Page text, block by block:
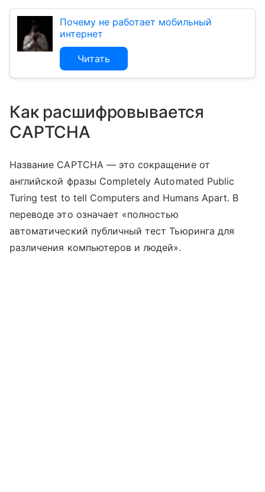
Почему не работает мобильный
интернет
Читать
Как расшифровывается
CAPTCHA
Название CAPTCHA — это сокращение от
английской фразы Completely Automated Public
Turing test to tell Computers and Humans Apart. В
переводе это означает «полностью
автоматический публичный тест Тьюринга для
различения компьютеров и людей».